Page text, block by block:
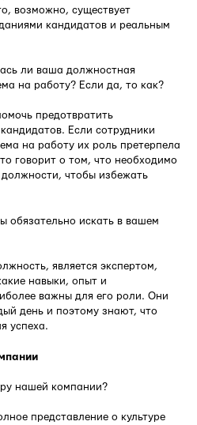
возможно, существует
кандидатов и реальным
ли ваша должностная
на работу? Если да, то как?
предотвратить
Если сотрудники
на работу их роль претерпела
говорит о том, что необходимо
чтобы избежать
обязательно искать в вашем
является экспертом,
навыки, опыт и
важны для его роли. Они
день и поэтому знают, что
успеха.
нашей компании?
представление о культуре